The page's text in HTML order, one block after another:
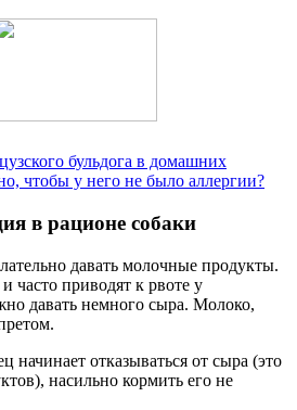
бульдога в домашних
чтобы у него не было аллергии?
в рационе собаки
давать молочные продукты.
часто приводят к рвоте у
давать немного сыра. Молоко,
начинает отказываться от сыра (это
насильно кормить его не